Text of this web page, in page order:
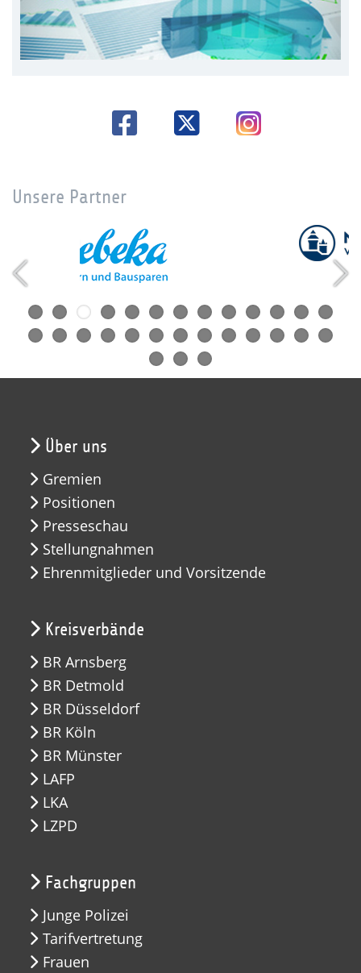
Unsere Partner
Über uns
Gremien
Positionen
Presseschau
Stellungnahmen
Ehrenmitglieder und Vorsitzende
Kreisverbände
BR Arnsberg
BR Detmold
BR Düsseldorf
BR Köln
BR Münster
LAFP
LKA
LZPD
Fachgruppen
Junge Polizei
Tarifvertretung
Frauen